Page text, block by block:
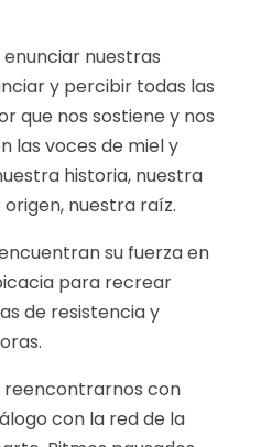
nuestras
y percibir todas las
que nos sostiene y nos
las voces de miel y
historia, nuestra
nuestra raíz.
su fuerza en
para recrear
de resistencia y
reencontrarnos con
con la red de la